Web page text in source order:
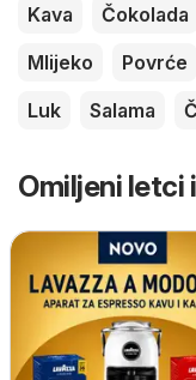
Kava Čokolada
Mlijeko
Povrće
Luk
Salama
Omiljeni letci